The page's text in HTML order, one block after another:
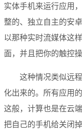
实体手机来运行应用
整的、独立自主的安
以那种实时流媒体这
面，并且把你的触控
这种情况类似远
化出来的。所有应用
这般，计算也是在云
把自己的手机给关闭